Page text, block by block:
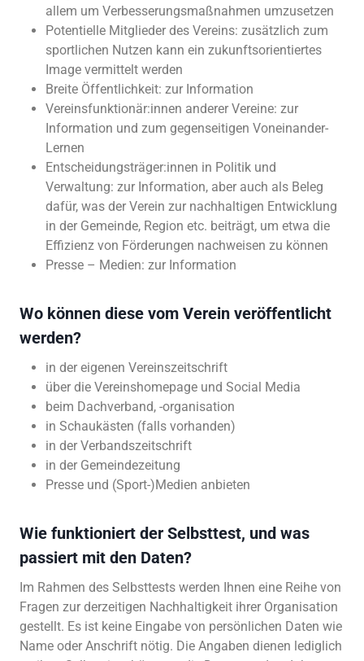
allem um Verbesserungsmaßnahmen umzusetzen
Potentielle Mitglieder des Vereins: zusätzlich zum
sportlichen Nutzen kann ein zukunftsorientiertes
Image vermittelt werden
Breite Öffentlichkeit: zur Information
Vereinsfunktionär:innen anderer Vereine: zur
Information und zum gegenseitigen Voneinander-
Lernen
Entscheidungsträger:innen in Politik und
Verwaltung: zur Information, aber auch als Beleg
dafür, was der Verein zur nachhaltigen Entwicklung
in der Gemeinde, Region etc. beiträgt, um etwa die
Effizienz von Förderungen nachweisen zu können
Presse – Medien: zur Information
Wo können diese vom Verein veröffentlicht
werden?
in der eigenen Vereinszeitschrift
über die Vereinshomepage und Social Media
beim Dachverband, -organisation
in Schaukästen (falls vorhanden)
in der Verbandszeitschrift
in der Gemeindezeitung
Presse und (Sport-)Medien anbieten
Wie funktioniert der Selbsttest, und was
passiert mit den Daten?
Im Rahmen des Selbsttests werden Ihnen eine Reihe von
Fragen zur derzeitigen Nachhaltigkeit ihrer Organisation
gestellt. Es ist keine Eingabe von persönlichen Daten wie
Name oder Anschrift nötig. Die Angaben dienen lediglich